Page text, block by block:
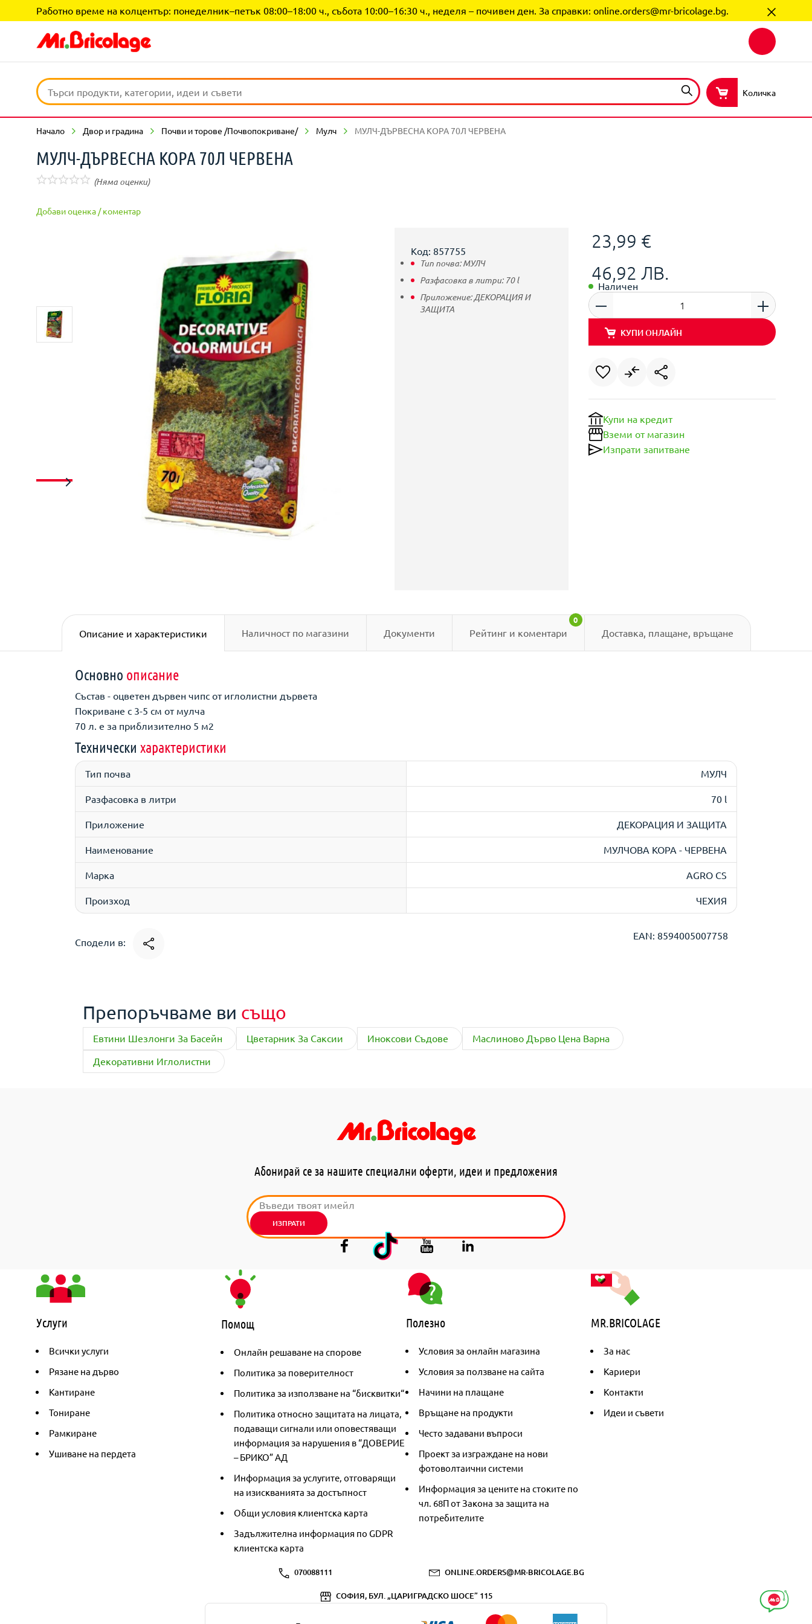
Работно време на колцентър: понеделник–петък 08:00–18:00 ч., събота 10:00–16:30 ч., неделя – почивен ден. За справки: online.orders@mr-bricolage.bg.
Количка
Начало Двор и градина Почви и торове /Почвопокриване/ Мулч МУЛЧ-ДЪРВЕСНА КОРА 70Л ЧЕРВЕНА
МУЛЧ-ДЪРВЕСНА КОРА 70Л ЧЕРВЕНА
(Няма оценки)
Добави оценка / коментар
23,99 €
46,92 ЛВ.
Наличен
КУПИ ОНЛАЙН
Купи на кредит
Вземи от магазин
Изпрати запитване
Код: 857755
Тип почва:МУЛЧ
Разфасовка в литри: 70l
Приложение:ДЕКОРАЦИЯ И
ЗАЩИТА
Описание и характеристики Наличност по магазини Документи Рейтинг и коментари
0
Доставка, плащане, връщане
Основно описание
Състав - оцветен дървен чипс от иглолистни дървета
Покриване с 3-5 см от мулча
70 л. е за приблизително 5 м2
Технически характеристики
Тип почва МУЛЧ
Разфасовка в литри 70 l
Приложение ДЕКОРАЦИЯ И ЗАЩИТА
Наименование МУЛЧОВА КОРА - ЧЕРВЕНА
Марка AGRO CS
Произход ЧЕХИЯ
Сподели в:
EAN: 8594005007758
Препоръчваме ви също
Евтини Шезлонги За Басейн Цветарник За Саксии Иноксови Съдове
Маслиново Дърво Цена Варна
Декоративни Иглолистни
Абонирай се за нашите специални оферти, идеи и предложения
ИЗПРАТИ
Услуги
Всички услуги
Рязане на дърво
Кантиране
Тониране
Рамкиране
Ушиване на пердета
Помощ
Онлайн решаване на спорове
Политика за поверителност
Политика за използване на “бисквитки“
Политика относно защитата на лицата,
подаващи сигнали или оповестяващи
информация за нарушения в “ДОВЕРИЕ
– БРИКО” АД
Информация за услугите, отговарящи
на изискванията за достъпност
Общи условия клиентска карта
Задължителна информация по GDPR
клиентска карта
Полезно
Условия за онлайн магазина
Условия за ползване на сайта
Начини на плащане
Връщане на продукти
Често задавани въпроси
Проект за изграждане на нови
фотоволтаични системи
Информация за цените на стоките по
чл. 68П от Закона за защита на
потребителите
MR.BRICOLAGE
За нас
Кариери
Контакти
Идеи и съвети
070088111 ONLINE.ORDERS@MR-BRICOLAGE.BG
СОФИЯ, БУЛ. „ЦАРИГРАДСКО ШОСЕ” 115